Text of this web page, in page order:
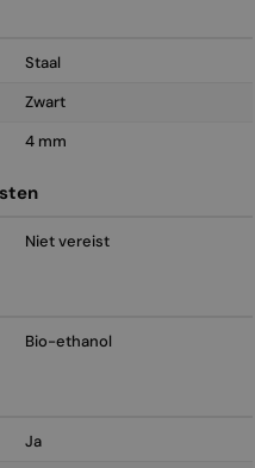
Staal
Zwart
4 mm
Niet vereist
Bio-ethanol
Ja